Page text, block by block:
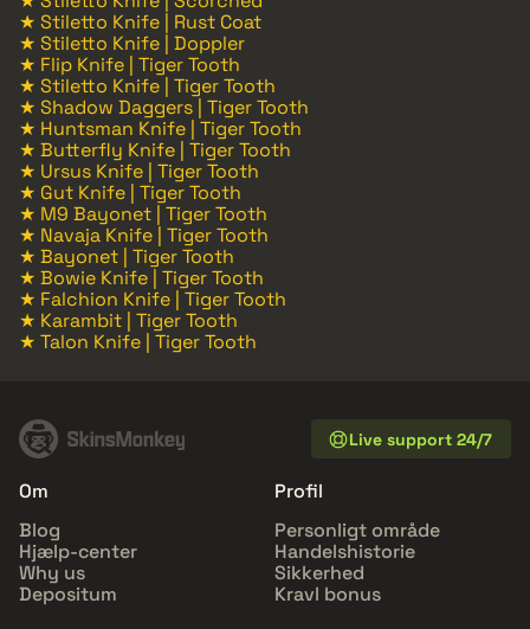
★ Stiletto Knife | Rust Coat
★ Stiletto Knife | Doppler
★ Flip Knife | Tiger Tooth
★ Stiletto Knife | Tiger Tooth
★ Shadow Daggers | Tiger Tooth
★ Huntsman Knife | Tiger Tooth
★ Butterfly Knife | Tiger Tooth
★ Ursus Knife | Tiger Tooth
★ Gut Knife | Tiger Tooth
★ M9 Bayonet | Tiger Tooth
★ Navaja Knife | Tiger Tooth
★ Bayonet | Tiger Tooth
★ Bowie Knife | Tiger Tooth
★ Falchion Knife | Tiger Tooth
★ Karambit | Tiger Tooth
★ Talon Knife | Tiger Tooth
Live support 24/7
Om
Blog
Hjælp-center
Why us
Depositum
Profil
Personligt område
Handelshistorie
Sikkerhed
Kravl bonus